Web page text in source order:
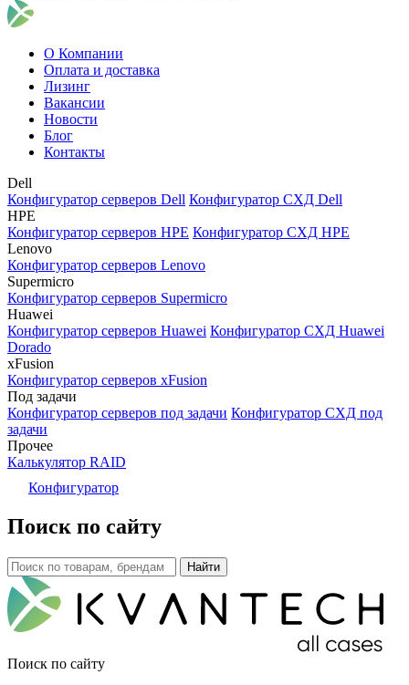
О Компании
Оплата и доставка
Лизинг
Вакансии
Новости
Блог
Контакты
Dell
Конфигуратор серверов Dell Конфигуратор СХД Dell
HPE
Конфигуратор серверов HPE Конфигуратор СХД HPE
Lenovo
Конфигуратор серверов Lenovo
Supermicro
Конфигуратор серверов Supermicro
Huawei
Конфигуратор серверов Huawei Конфигуратор СХД Huawei
Dorado
xFusion
Конфигуратор серверов xFusion
Под задачи
Конфигуратор серверов под задачи Конфигуратор СХД под
задачи
Прочее
Калькулятор RAID
Конфигуратор
Поиск по сайту
Поиск по сайту